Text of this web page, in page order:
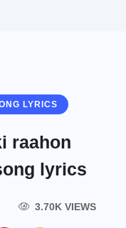
LYRICS
raahon
lyrics
3.70K VIEWS